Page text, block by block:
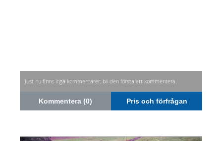
Just nu finns inga kommentarer, bli den första att kommentera.
Kommentera (0) Pris och förfrågan